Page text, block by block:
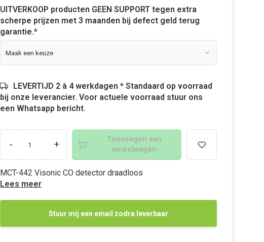
UITVERKOOP producten GEEN SUPPORT tegen extra
scherpe prijzen met 3 maanden bij defect geld terug
garantie.*
LEVERTIJD 2 à 4 werkdagen * Standaard op voorraad
bij onze leverancier. Voor actuele voorraad stuur ons
een Whatsapp bericht.
- +
Toevoegen aan
winkelwagen
MCT-442 Visonic CO detector draadloos
Lees meer
Stuur mij een email zodra leverbaar